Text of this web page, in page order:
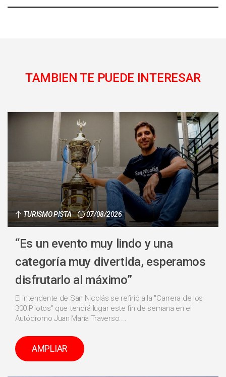
TAMBIEN TE PUEDE INTERESAR
TURISMO PISTA 07/08/2026
“Es un evento muy lindo y una
categoría muy divertida, esperamos
disfrutarlo al máximo”
El intendente de San Nicolás se refirió a la "Carrera de los
300 Pilotos" que tendrá lugar este fin de semana en el
Autódromo Juan María Traverso....
AMPLIAR